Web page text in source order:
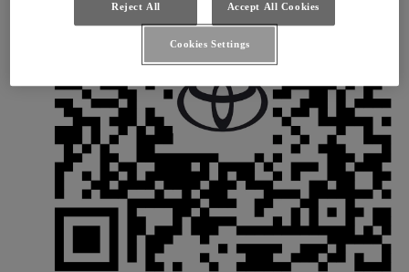
Reject All Accept All Cookies
Cookies Settings